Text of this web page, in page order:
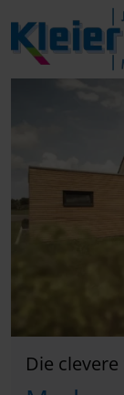
zur Top-
zur
Inhalt
zum
Hauptnavigation
Die